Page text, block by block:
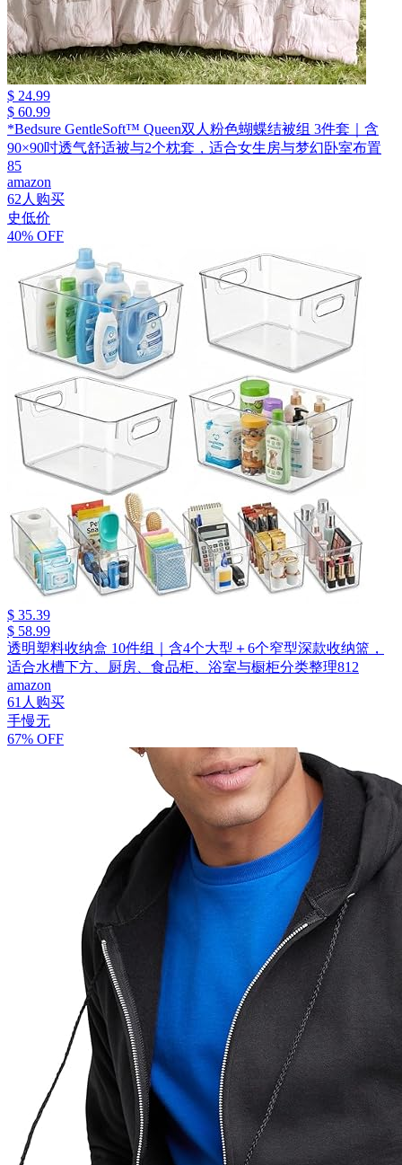
$ 24.99
$ 60.99
*Bedsure GentleSoft™ Queen双人粉色蝴蝶结被组 3件套｜含
90×90吋透气舒适被与2个枕套，适合女生房与梦幻卧室布置
85
amazon
62人购买
史低价
40% OFF
$ 35.39
$ 58.99
透明塑料收纳盒 10件组｜含4个大型＋6个窄型深款收纳篮，
适合水槽下方、厨房、食品柜、浴室与橱柜分类整理812
amazon
61人购买
手慢无
67% OFF